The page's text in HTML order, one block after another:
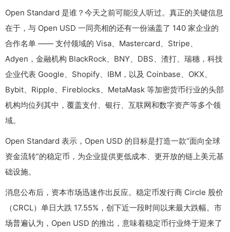
Open Standard 是谁？今天之前可能没人听过。真正的关键信息
在于，与 Open USD 一同亮相的还有一份涵盖了 140 家企业的
合作名单 —— 支付领域的 Visa、Mastercard、Stripe、
Adyen，金融机构 BlackRock、BNY、DBS、渣打、瑞穗，科技
企业代表 Google、Shopify、IBM，以及 Coinbase、OKX、
Bybit、Ripple、Fireblocks、MetaMask 等加密货币行业的头部
机构均位列其中，覆盖支付、银行、互联网和数字资产等多个领
域。
Open Standard 表示，Open USD 的目标是打造一款“面向全球
资金流转”的稳定币，为企业提供更低成本、更开放的链上美元基
础设施。
消息公布后，资本市场迅速作出反应。稳定币发行商 Circle 股价
（CRCL）单日大跌 17.55%，创下近一段时间以来最大跌幅。市
场普遍认为，Open USD 的推出，意味着稳定币行业终于迎来了